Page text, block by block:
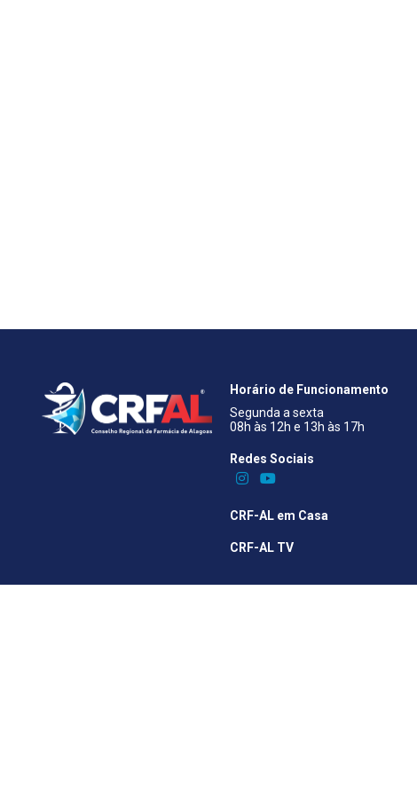
Horário de Funcionamento
Segunda a sexta
08h às 12h e 13h às 17h
Redes Sociais​
CRF-AL em Casa
CRF-AL TV